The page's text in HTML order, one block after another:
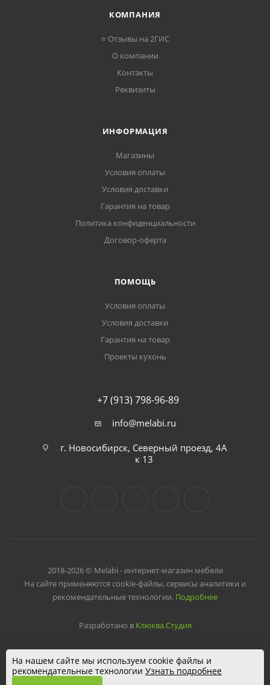
КОМПАНИЯ
⭐ Отзывы на 2ГИС
О компании
Контакты
Реквизиты
ИНФОРМАЦИЯ
Магазины
Условия оплаты
Условия доставки
Гарантия на товар
Политика конфиденциальности
Договор-оферта
ПОМОЩЬ
Условия оплаты
Условия доставки
Гарантия на товар
Проекты кухонь
+7 (913) 798-96-89
info@melabi.ru
г. Новосибирск, Северный проезд, 4А
к 13
2018-2026 © Melabi - интернет-магазин мебели
На сайте применяются cookie-файлы, сервисы аналитики и
рекомендательные технологии. Подробнее
Разработано в Клюква.Студия
На нашем сайте мы используем cookie файлы и
рекомендательные технологии Узнать подробнее